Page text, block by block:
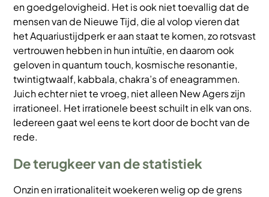
en goedgelovigheid. Het is ook niet toevallig dat de
mensen van de Nieuwe Tijd, die al volop vieren dat
het Aquariustijdperk er aan staat te komen, zo rotsvast
vertrouwen hebben in hun intuïtie, en daarom ook
geloven in quantum touch, kosmische resonantie,
twintigtwaalf, kabbala, chakra’s of eneagrammen.
Juich echter niet te vroeg, niet alleen New Agers zijn
irrationeel. Het irrationele beest schuilt in elk van ons.
Iedereen gaat wel eens te kort door de bocht van de
rede.
De terugkeer van de statistiek
Onzin en irrationaliteit woekeren welig op de grens